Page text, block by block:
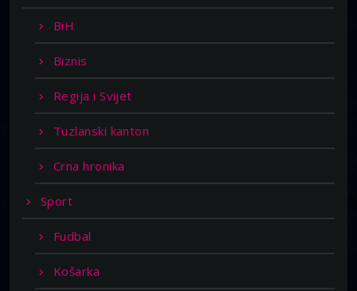
BiH
Biznis
Regija i Svijet
Tuzlanski kanton
Crna hronika
Sport
Fudbal
Košarka